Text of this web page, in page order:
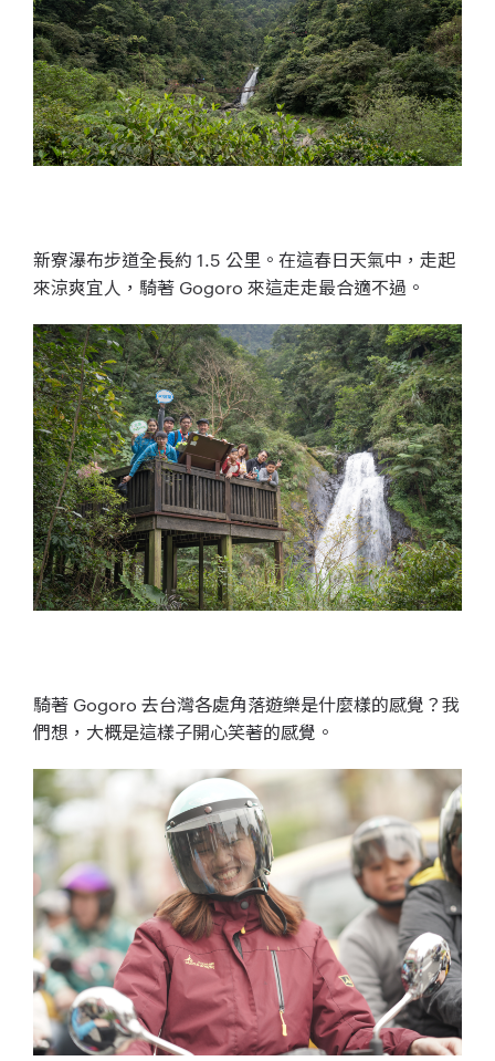
新寮瀑布步道全長約 1.5 公里。在這春日天氣中，走起
來涼爽宜人， 騎著 Gogoro 來這走走最合適不過。
騎著 Gogoro 去台灣各處角落遊樂是什麼樣的感覺？我
們想，大概是這樣子開心笑著的感覺。